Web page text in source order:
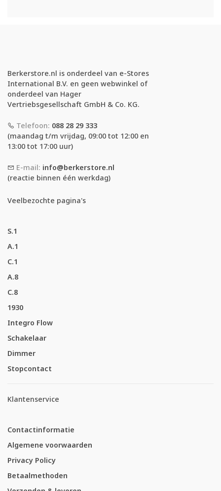
Berkerstore.nl is onderdeel van e-Stores
International B.V. en geen webwinkel of
onderdeel van Hager
Vertriebsgesellschaft GmbH & Co. KG.
Telefoon: 088 28 29 333
(maandag t/m vrijdag, 09:00 tot 12:00 en
13:00 tot 17:00 uur)
E-mail: info@berkerstore.nl
(reactie binnen één werkdag)
Veelbezochte pagina's
S.1
A.1
C.1
A.8
C.8
1930
Integro Flow
Schakelaar
Dimmer
Stopcontact
Klantenservice
Contactinformatie
Algemene voorwaarden
Privacy Policy
Betaalmethoden